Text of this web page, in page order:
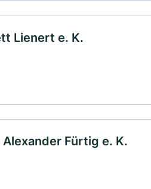
Lienert e. K.
Fürtig e. K.